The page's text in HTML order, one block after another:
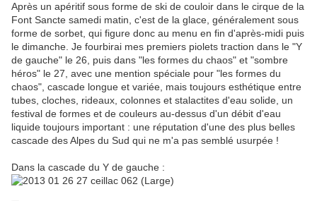
Après un apéritif sous forme de ski de couloir dans le cirque de la
Font Sancte samedi matin, c'est de la glace, généralement sous
forme de sorbet, qui figure donc au menu en fin d'après-midi puis
le dimanche. Je fourbirai mes premiers piolets traction dans le "Y
de gauche" le 26, puis dans "les formes du chaos" et "sombre
héros" le 27, avec une mention spéciale pour "les formes du
chaos", cascade longue et variée, mais toujours esthétique entre
tubes, cloches, rideaux, colonnes et stalactites d'eau solide, un
festival de formes et de couleurs au-dessus d'un débit d'eau
liquide toujours important : une réputation d'une des plus belles
cascade des Alpes du Sud qui ne m'a pas semblé usurpée !
Dans la cascade du Y de gauche :